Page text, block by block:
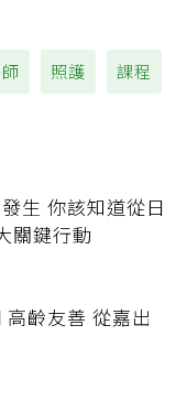
照護 課程
生 你該知道從日
關鍵行動
齡友善 從嘉出